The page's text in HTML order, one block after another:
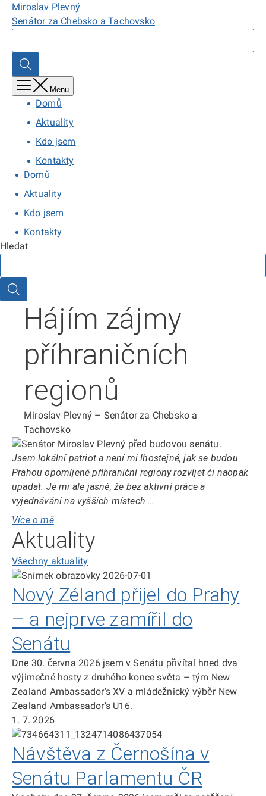
Přejít
obsahu
Domů,
Miroslav
Miroslav Plevný
Senátor za Chebsko a Tachovsko
Hledat
Menu
Domů
Aktuality
Kdo jsem
Kontakty
Domů
Aktuality
Kdo jsem
Kontakty
Hledat
Hledat
Hájím zájmy
příhraničních
regionů
Miroslav Plevný – Senátor za Chebsko a
Tachovsko
Jsem lokální patriot a není mi lhostejné, jak se budou
Prahou opomíjené příhraniční regiony rozvíjet či naopak
upadat. Je mi ale jasné, že bez aktivní práce a
vyjednávání na vyšších místech …
Více o mě
Aktuality
Všechny aktuality
Nový Zéland přijel do Prahy
– a nejprve zamířil do
Senátu
Dne 30. června 2026 jsem v Senátu přivítal hned dva
výjimečné hosty z druhého konce světa – tým New
Zealand Ambassador's XV a mládežnický výběr New
Zealand Ambassador's U16.
1. 7. 2026
Návštěva z Černošína v
Senátu Parlamentu ČR